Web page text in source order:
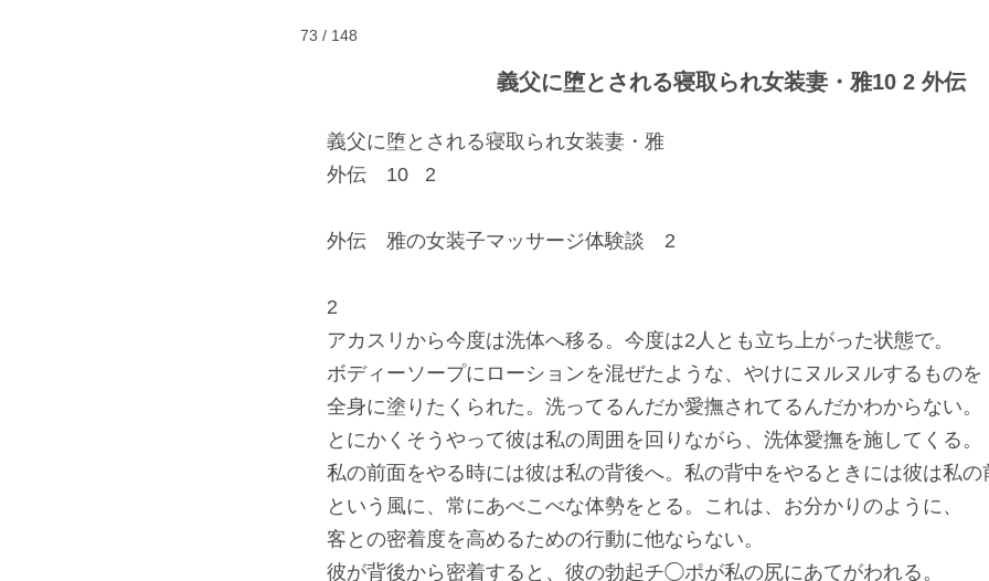
%
73 / 148
義父に堕とされる寝取られ女装妻・雅10 2 外伝
義父に堕とされる寝取られ女装妻・雅
外伝 10 2
外伝 雅の女装子マッサージ体験談 2
2
アカスリから今度は洗体へ移る。今度は2人とも立ち上がった状態で。
ボディーソープにローションを混ぜたような、やけにヌルヌルするものを
全身に塗りたくられた。洗ってるんだか愛撫されてるんだかわからない。
とにかくそうやって彼は私の周囲を回りながら、洗体愛撫を施してくる。
私の前面をやる時には彼は私の背後へ。私の背中をやるときには彼は私の
という風に、常にあべこべな体勢をとる。これは、お分かりのように、
客との密着度を高めるための行動に他ならない。
彼が背後から密着すると、彼の勃起チ◯ポが私の尻にあてがわれる。